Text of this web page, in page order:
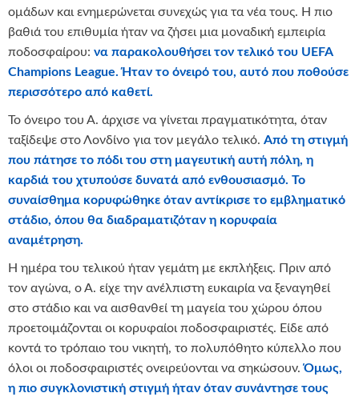
ομάδων και ενημερώνεται συνεχώς για τα νέα τους. Η πιο
βαθιά του επιθυμία ήταν να ζήσει μια μοναδική εμπειρία
ποδοσφαίρου: να παρακολουθήσει τον τελικό του UEFA
Champions League. Ήταν το όνειρό του, αυτό που ποθούσε
περισσότερο από καθετί.
Το όνειρο του Α. άρχισε να γίνεται πραγματικότητα, όταν
ταξίδεψε στο Λονδίνο για τον μεγάλο τελικό. Από τη στιγμή
που πάτησε το πόδι του στη μαγευτική αυτή πόλη, η
καρδιά του χτυπούσε δυνατά από ενθουσιασμό. Το
συναίσθημα κορυφώθηκε όταν αντίκρισε το εμβληματικό
στάδιο, όπου θα διαδραματιζόταν η κορυφαία
αναμέτρηση.
Η ημέρα του τελικού ήταν γεμάτη με εκπλήξεις. Πριν από
τον αγώνα, ο Α. είχε την ανέλπιστη ευκαιρία να ξεναγηθεί
στο στάδιο και να αισθανθεί τη μαγεία του χώρου όπου
προετοιμάζονται οι κορυφαίοι ποδοσφαιριστές. Είδε από
κοντά το τρόπαιο του νικητή, το πολυπόθητο κύπελλο που
όλοι οι ποδοσφαιριστές ονειρεύονται να σηκώσουν. Όμως,
η πιο συγκλονιστική στιγμή ήταν όταν συνάντησε τους